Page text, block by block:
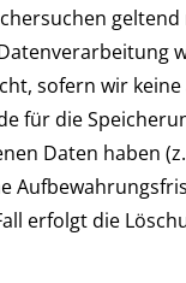
sofern wir
für die
Daten haben
erfolgt die